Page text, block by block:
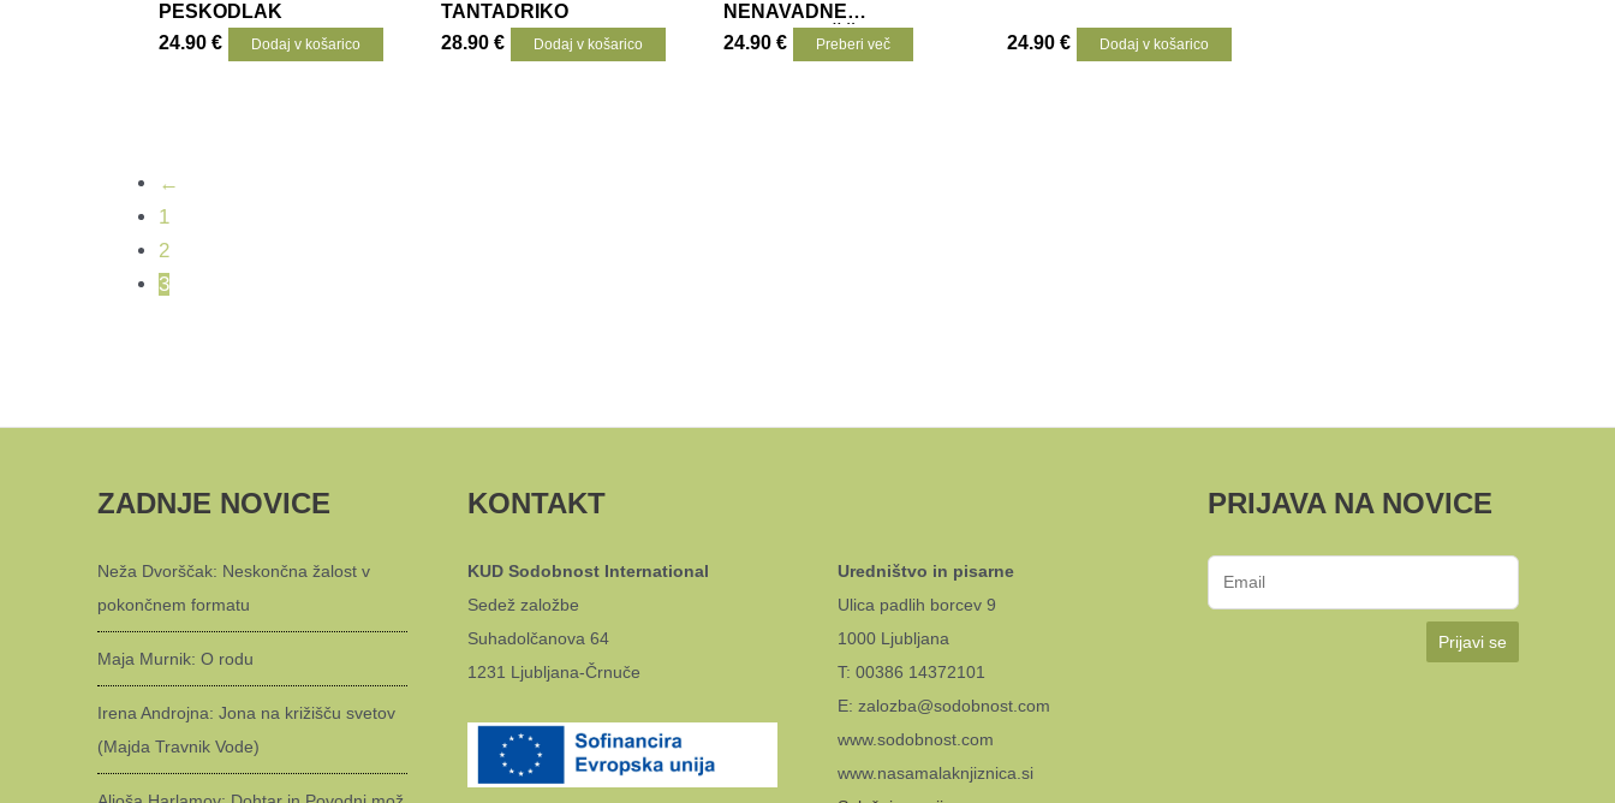
PESKODLAK
24.90€ Dodaj v košarico
TANTADRIKO
28.90€ Dodaj v košarico
NENAVADNE
PUSTOLOVŠČINE
24.90 € Preberi več 24.90€ Dodaj v košarico
←
1
2
3
ZADNJE NOVICE
Neža Dvorščak: Neskončna žalost v
pokončnem formatu
Maja Murnik: O rodu
Irena Androjna: Jona na križišču svetov
(Majda Travnik Vode)
KONTAKT
KUD Sodobnost International
Sedež založbe
Suhadolčanova 64
1231 Ljubljana-Črnuče
Uredništvo in pisarne
Ulica padlih borcev 9
1000 Ljubljana
T: 00386 14372101
E: zalozba@sodobnost.com
www.sodobnost.com
www.nasamalaknjiznica.si
PRIJAVA NA NOVICE
Prijavi se